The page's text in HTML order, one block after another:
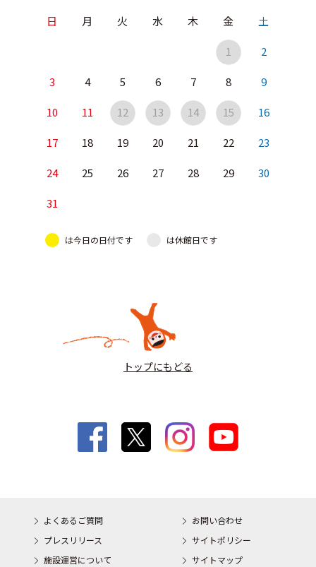
日 月 火 水 木 金 土
1 2
3 4 5 6 7 8 9
10 11 12 13 14 15 16
17 18 19 20 21 22 23
24 25 26 27 28 29 30
31
は今日の日付です は休館日です
トップにもどる
よくあるご質問
お問い合わせ
プレスリリース
サイトポリシー
施設運営について
サイトマップ